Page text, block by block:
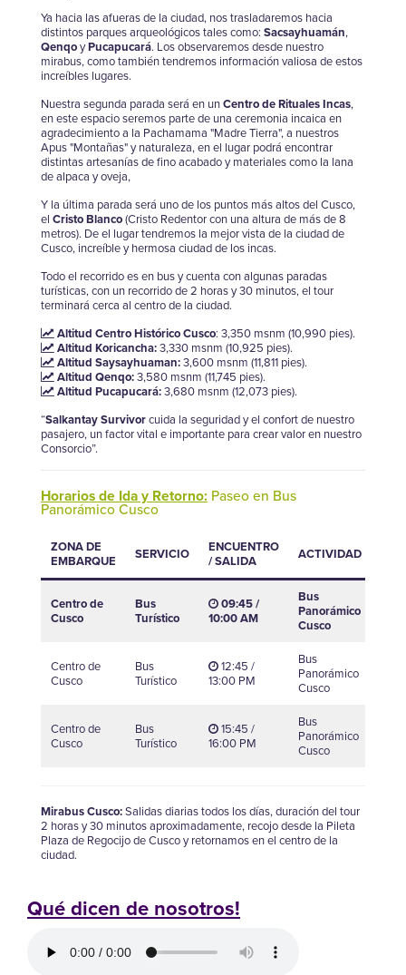
Ya hacia las afueras de la ciudad, nos trasladaremos hacia
distintos parques arqueológicos tales como: Sacsayhuamán,
QenqoyPucapucará. Los observaremos desde nuestro
mirabus, como también tendremos información valiosa de estos
increíbles lugares.
Nuestra segunda parada será en unCentro de Rituales Incas,
en este espacio seremos parte de una ceremonia incaica en
agradecimiento a la Pachamama "Madre Tierra", a nuestros
Apus "Montañas" y naturaleza, en el lugar podrá encontrar
distintas artesanías de fino acabado y materiales como la lana
de alpaca y oveja,
Y la última parada será uno de los puntos más altos del Cusco,
el Cristo Blanco(Cristo Redentor con una altura de más de 8
metros). De el lugar tendremos la mejor vista de la ciudad de
Cusco, increíble y hermosa ciudad de los incas.
Todo el recorrido es en bus y cuenta con algunas paradas
turísticas, con un recorrido de 2 horas y 30 minutos, el tour
terminará cerca al centro de la ciudad.
Altitud Centro Histórico Cusco: 3,350 msnm (10,990 pies).
Altitud Koricancha:3,330 msnm (10,925 pies).
Altitud Saysayhuaman:3,600 msnm (11,811 pies).
Altitud Qenqo:3,580 msnm (11,745 pies).
Altitud Pucapucará:3,680 msnm (12,073 pies).
“Salkantay Survivorcuida la seguridad y el confort de nuestro
pasajero, un factor vital e importante para crear valor en nuestro
Consorcio”.
Horarios de Ida y Retorno: Paseo en Bus
Panorámico Cusco
ZONA DE
EMBARQUE
SERVICIO
ENCUENTRO
/ SALIDA
ACTIVIDAD
Centro de
Cusco
Bus
Turístico
09:45 /
10:00 AM
Bus
Panorámico
Cusco
Centro de
Cusco
Bus
Turístico
12:45 /
13:00 PM
Bus
Panorámico
Cusco
Centro de
Cusco
Bus
Turístico
15:45 /
16:00 PM
Bus
Panorámico
Cusco
Mirabus Cusco:Salidas diarias todos los días, duración del tour
2 horas y 30 minutos aproximadamente, recojo desde la Pileta
Plaza de Regocijo de Cusco y retornamos en el centro de la
ciudad.
Qué dicen de nosotros!